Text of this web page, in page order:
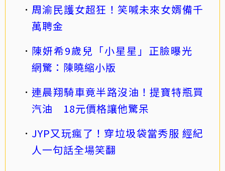
周渝民護女超狂！笑喊未來女婿備千
萬聘金
陳妍希9歲兒「小星星」正臉曝光
網驚：陳曉縮小版
連晨翔騎車竟半路沒油！提寶特瓶買
汽油 18元價格讓他驚呆
JYP又玩瘋了！穿垃圾袋當秀服 經紀
人一句話全場笑翻